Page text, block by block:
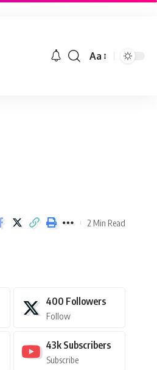
Aa
2 Min Read
400 Followers
Follow
43k Subscribers
Subscribe